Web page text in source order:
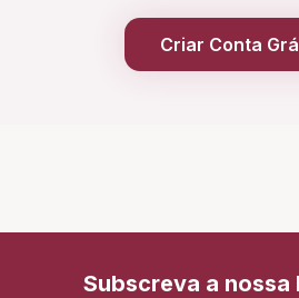
Criar Conta
Subscreva a